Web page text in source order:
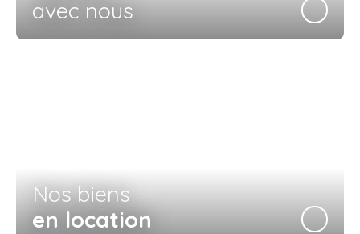
avec nous
Nos biens
en location